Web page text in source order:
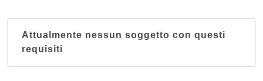
Attualmente nessun soggetto con questi
requisiti